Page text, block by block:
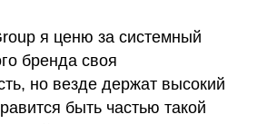
я ценю за системный
бренда своя
но везде держат высокий
быть частью такой